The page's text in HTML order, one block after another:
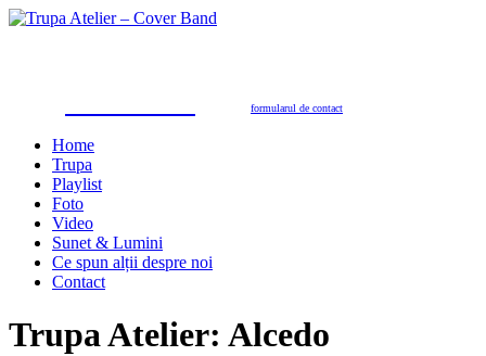
formularul de contact
Home
Trupa
Playlist
Foto
Video
Sunet & Lumini
Ce spun alții despre noi
Contact
Trupa Atelier: Alcedo